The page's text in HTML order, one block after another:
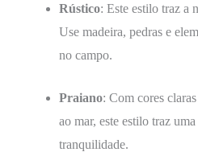
Rústico: Este estilo traz a
Use madeira, pedras e
no campo.
Praiano: Com cores
ao mar, este estilo traz
tranquilidade.